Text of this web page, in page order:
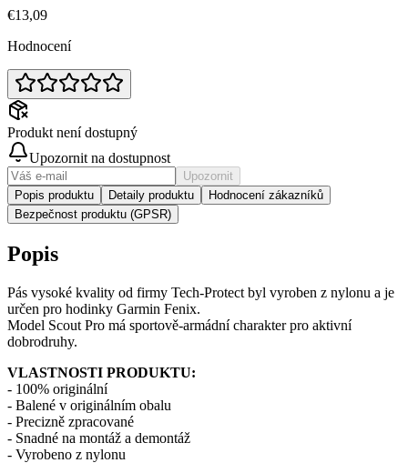
€13,09
Hodnocení
Produkt není dostupný
Upozornit na dostupnost
Upozornit
Popis produktu
Detaily produktu
Hodnocení zákazníků
Bezpečnost produktu (GPSR)
Popis
Pás vysoké kvality od firmy Tech-Protect byl vyroben z nylonu a je
určen pro hodinky Garmin Fenix.
Model Scout Pro má sportově-armádní charakter pro aktivní
dobrodruhy.
VLASTNOSTI PRODUKTU:
- 100% originální
- Balené v originálním obalu
- Precizně zpracované
- Snadné na montáž a demontáž
- Vyrobeno z nylonu